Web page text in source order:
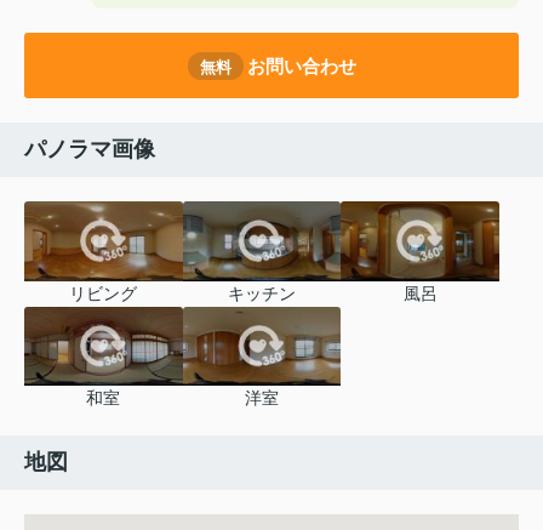
無料 お問い合わせ
パノラマ画像
リビング キッチン 風呂
和室 洋室
地図